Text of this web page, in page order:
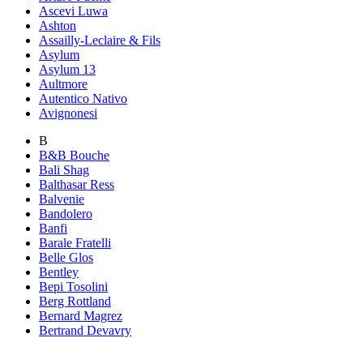
Ascevi Luwa
Ashton
Assailly-Leclaire & Fils
Asylum
Asylum 13
Aultmore
Autentico Nativo
Avignonesi
B
B&B Bouche
Bali Shag
Balthasar Ress
Balvenie
Bandolero
Banfi
Barale Fratelli
Belle Glos
Bentley
Bepi Tosolini
Berg Rottland
Bernard Magrez
Bertrand Devavry